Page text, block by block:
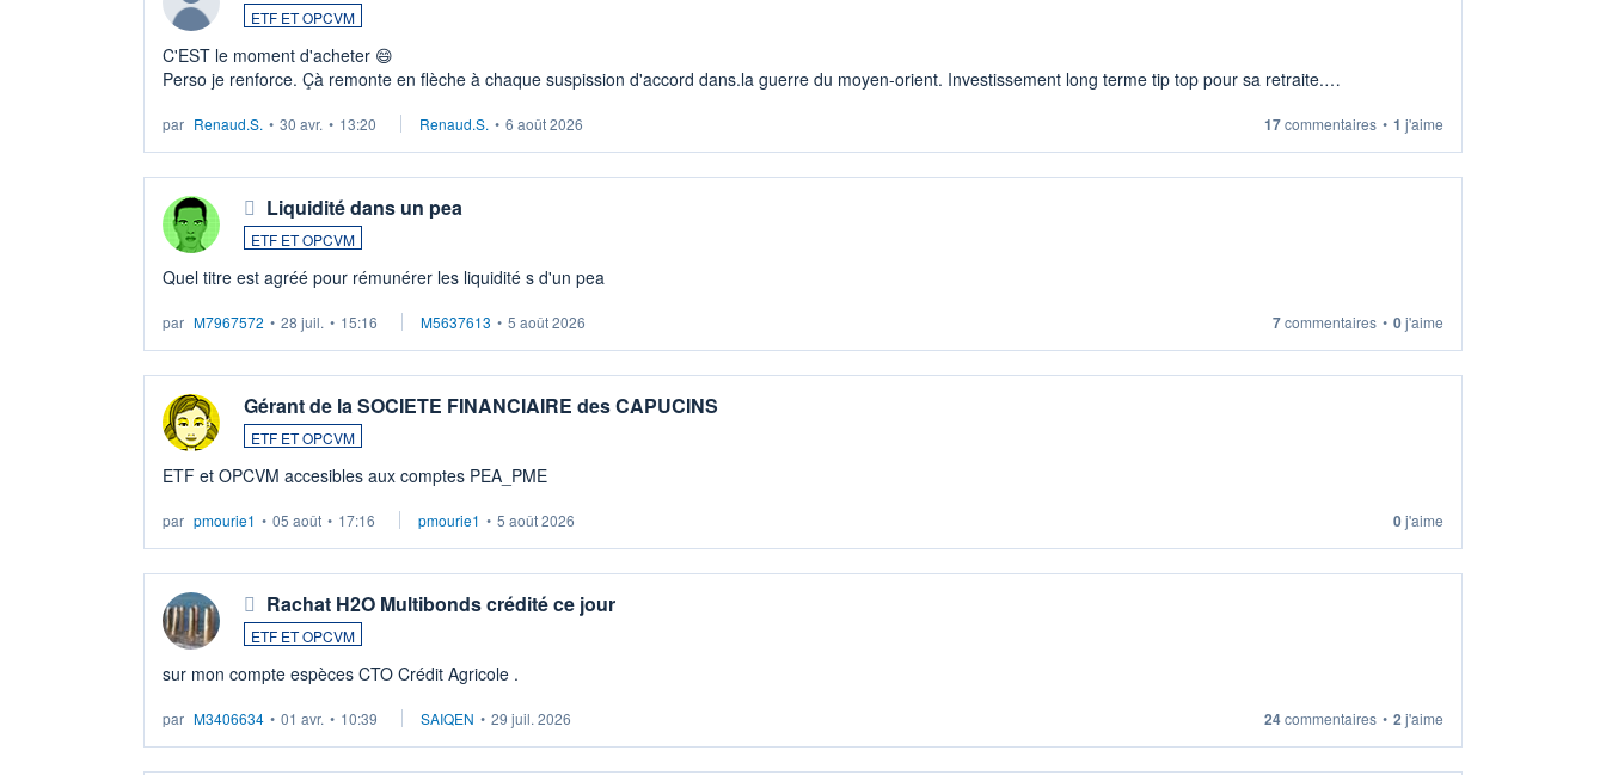
ETF ET OPCVM
C'EST le moment d'acheter 😄​
Perso je renforce. Çà remonte en flèche à chaque suspission d'accord dans.la guerre du moyen-orient. Investissement long terme tip top pour sa retraite.
par Renaud.S. • 30 avr. • 13:20 Renaud.S. • 6 août 2026 17commentaires • 1 j'aime
Liquidité dans un pea
ETF ET OPCVM
Quel titre est agréé pour rémunérer les liquidité s d'un pea
par M7967572 • 28 juil. • 15:16 M5637613 • 5 août 2026 7commentaires • 0j'aime
Gérant de la SOCIETE FINANCIAIRE des CAPUCINS
ETF ET OPCVM
ETF et OPCVM accesibles aux comptes PEA_PME
par pmourie1 • 05 août • 17:16 pmourie1 • 5 août 2026 0j'aime
Rachat H2O Multibonds crédité ce jour
ETF ET OPCVM
sur mon compte espèces CTO Crédit Agricole .
par M3406634 • 01 avr. • 10:39 SAIQEN • 29 juil. 2026 24commentaires • 2 j'aime